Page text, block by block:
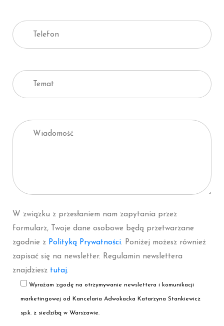
W związku z przesłaniem nam zapytania przez
formularz, Twoje dane osobowe będą przetwarzane
zgodnie z Polityką Prywatności. Poniżej możesz również
zapisać się na newsletter. Regulamin newslettera
znajdziesz tutaj.
Wyrażam zgodę na otrzymywanie newslettera i komunikacji
marketingowej od Kancelaria Adwokacka Katarzyna Stankiewicz
sp.k. z siedzibą w Warszawie.